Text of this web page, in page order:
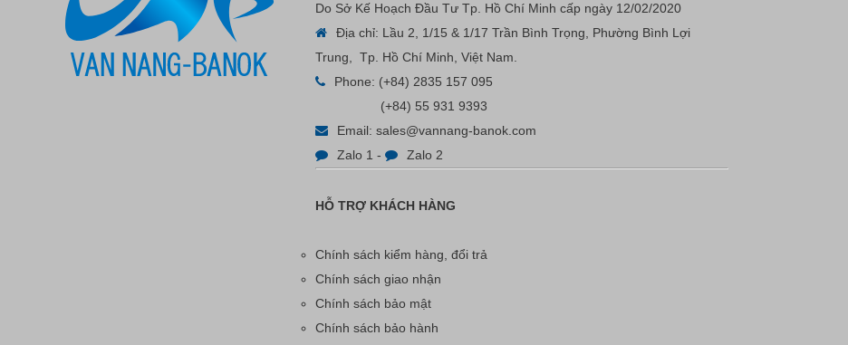
Do Sở Kế Hoạch Đầu Tư Tp. Hồ Chí Minh cấp ngày 12/02/2020
Địa chỉ: Lầu 2, 1/15 & 1/17 Trần Bình Trọng, Phường Bình Lợi
Trung, Tp. Hồ Chí Minh, Việt Nam.
Phone: (+84) 2835 157 095
(+84) 55 931 9393
Email: sales@vannang-banok.com
Zalo 1 - Zalo 2
HỖ TRỢ KHÁCH HÀNG
Chính sách kiểm hàng, đổi trả
Chính sách giao nhận
Chính sách bảo mật
Chính sách bảo hành